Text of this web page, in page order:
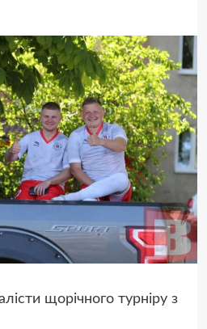
щорічного турніру з